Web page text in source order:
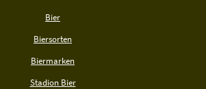
Bier
Biersorten
Biermarken
Stadion Bier